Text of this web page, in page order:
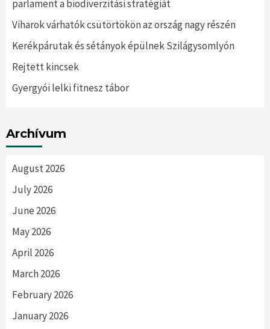
parlament a biodiverzitási stratégiát
Viharok várhatók csütörtökön az ország nagy részén
Kerékpárutak és sétányok épülnek Szilágysomlyón
Rejtett kincsek
Gyergyói lelki fitnesz tábor
Archívum
August 2026
July 2026
June 2026
May 2026
April 2026
March 2026
February 2026
January 2026